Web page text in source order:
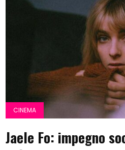
CINEMA
Jaele Fo: impegno